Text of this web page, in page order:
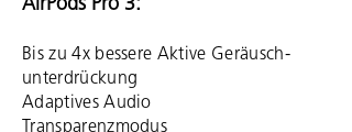
AirPods Pro 3:
Bis zu 4x bessere Aktive Geräusch­
unterdrückung
Adaptives Audio
Trans­pa­renz­modus